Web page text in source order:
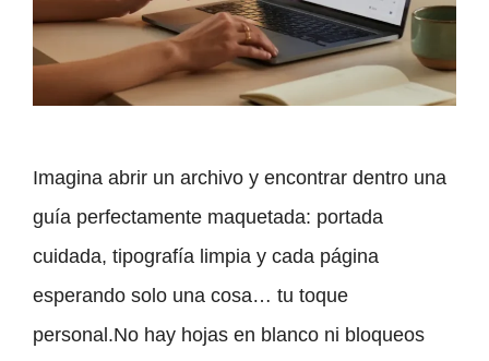
Imagina abrir un archivo y encontrar dentro una
guía perfectamente maquetada: portada
cuidada, tipografía limpia y cada página
esperando solo una cosa… tu toque
personal.No hay hojas en blanco ni bloqueos